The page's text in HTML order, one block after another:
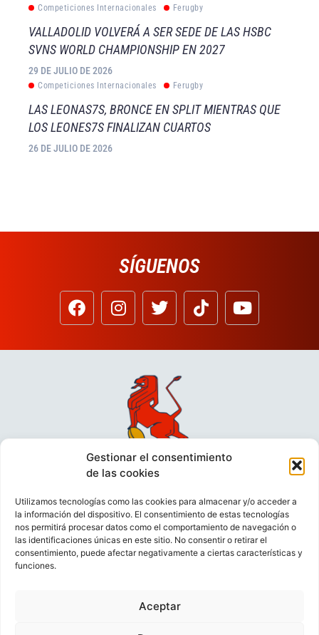
Gestionar el consentimiento
de las cookies
Utilizamos tecnologías como las cookies para almacenar y/o acceder a
la información del dispositivo. El consentimiento de estas tecnologías
nos permitirá procesar datos como el comportamiento de navegación o
las identificaciones únicas en este sitio. No consentir o retirar el
consentimiento, puede afectar negativamente a ciertas características y
funciones.
Aceptar
Competiciones Internacionales Ferugby
VALLADOLID VOLVERÁ A SER SEDE DE LAS HSBC
SVNS WORLD CHAMPIONSHIP EN 2027
29 DE JULIO DE 2026
Competiciones Internacionales Ferugby
LAS LEONAS7S, BRONCE EN SPLIT MIENTRAS QUE
LOS LEONES7S FINALIZAN CUARTOS
26 DE JULIO DE 2026
SÍGUENOS
VIDEOCONFERENCIAS
POLÍTICA DE PRIVACIDAD